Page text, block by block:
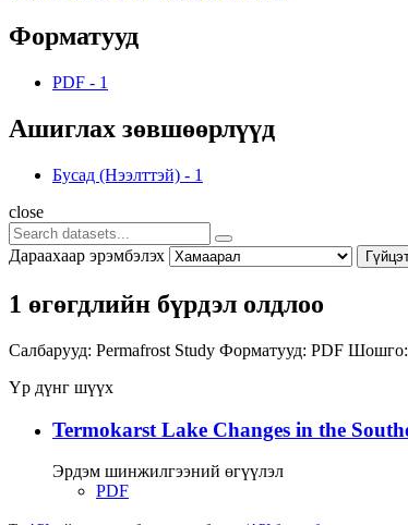
Форматууд
PDF - 1
Ашиглах зөвшөөрлүүд
Бусад (Нээлттэй) - 1
close
Дараахаар эрэмбэлэх
1 өгөгдлийн бүрдэл олдлоо
Салбарууд: Permafrost Study Форматууд: PDF Шошго:
Үр дүнг шүүх
Termokarst Lake Changes in the
Эрдэм шинжилгээний өгүүлэл
PDF